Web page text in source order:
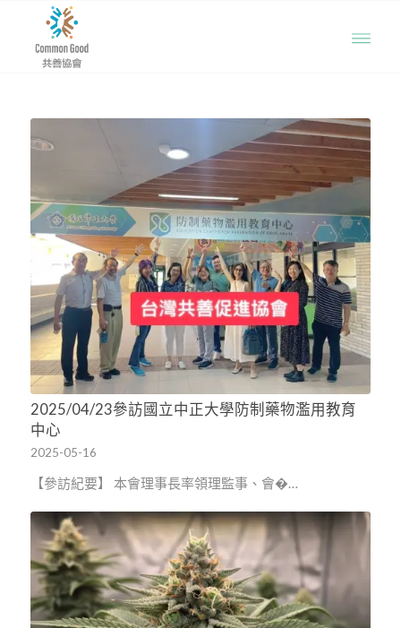
2025/04/23參訪國立中正大學防制藥物濫用教育
中心
2025-05-16
【參訪紀要】 本會理事長率領理監事、會�…